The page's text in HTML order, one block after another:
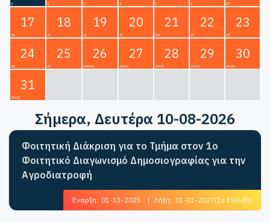
17
18 19 20 21 22
23
24
25 26 27 28 29
30
31
Σήμερα, Δευτέρα 10-08-2026
Φοιτητική Διάκριση για το Τμήμα στον 1ο
Φοιτητικό Διαγωνισμό Δημοσιογραφίας για την
Αγροδιατροφή
Έναρξη: 01-11-2025 | Λήξη: 31-01-2027[Σε Εξέλιξη]